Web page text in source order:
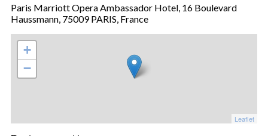
Paris Marriott Opera Ambassador Hotel, 16 Boulevard
Haussmann, 75009 PARIS, France
+
−
Leaflet